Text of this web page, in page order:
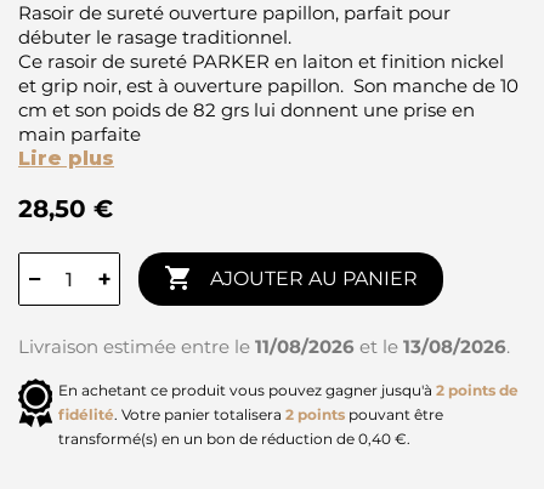
Rasoir de sureté ouverture papillon, parfait pour
débuter le rasage traditionnel.
Ce rasoir de sureté PARKER en laiton et finition nickel
et grip noir, est à ouverture papillon. Son manche de 10
cm et son poids de 82 grs lui donnent une prise en
main parfaite
Lire plus
28,50 €
− +  AJOUTER AU PANIER
Livraison estimée entre le 11/08/2026 et le 13/08/2026.
En achetant ce produit vous pouvez gagner jusqu'à 2 points de
fidélité. Votre panier totalisera 2 points pouvant être
transformé(s) en un bon de réduction de 0,40 €.